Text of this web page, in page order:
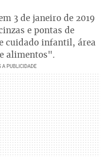
3 de janeiro de 2019
e pontas de
cuidado infantil, área
alimentos".